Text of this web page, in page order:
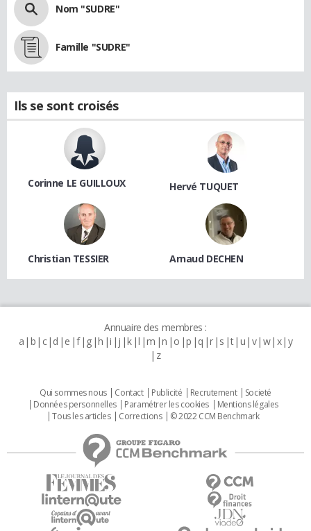
Nom "SUDRE"
Famille "SUDRE"
Ils se sont croisés
Corinne LE GUILLOUX Hervé TUQUET
Christian TESSIER Arnaud DECHEN
Annuaire des membres :
a b c d e f g h i j k l m n o p q r s t u v w x y
z
Qui sommes nous Contact Publicité Recrutement
Societé
Données personnelles
Paramétrer les cookies
Mentions légales
Tous les articles
Corrections © 2022 CCM Benchmark